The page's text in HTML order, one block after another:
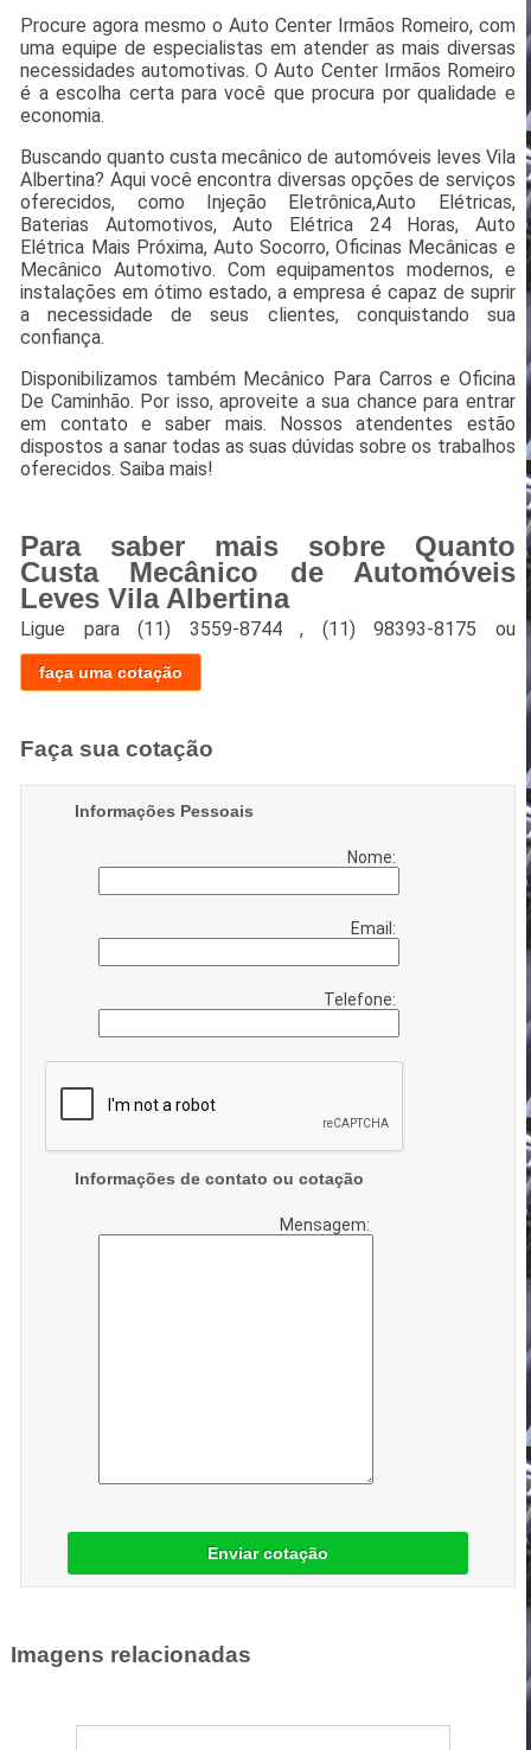
Procure agora mesmo o Auto Center Irmãos Romeiro, com
uma equipe de especialistas em atender as mais diversas
necessidades automotivas. O Auto Center Irmãos Romeiro
é a escolha certa para você que procura por qualidade e
economia.
Buscando quanto custa mecânico de automóveis leves Vila
Albertina? Aqui você encontra diversas opções de serviços
oferecidos, como Injeção Eletrônica,Auto Elétricas,
Baterias Automotivos, Auto Elétrica 24 Horas, Auto
Elétrica Mais Próxima, Auto Socorro, Oficinas Mecânicas e
Mecânico Automotivo. Com equipamentos modernos, e
instalações em ótimo estado, a empresa é capaz de suprir
a necessidade de seus clientes, conquistando sua
confiança.
Disponibilizamos também Mecânico Para Carros e Oficina
De Caminhão. Por isso, aproveite a sua chance para entrar
em contato e saber mais. Nossos atendentes estão
dispostos a sanar todas as suas dúvidas sobre os trabalhos
oferecidos. Saiba mais!
Para saber mais sobre Quanto
Custa Mecânico de Automóveis
Leves Vila Albertina
Ligue para(11) 3559-8744 , (11) 98393-8175 ou
faça uma cotação
Faça sua cotação
Informações Pessoais
Nome:
Email:
Telefone:
Informações de contato ou cotação
Mensagem:
Enviar cotação
Imagens relacionadas